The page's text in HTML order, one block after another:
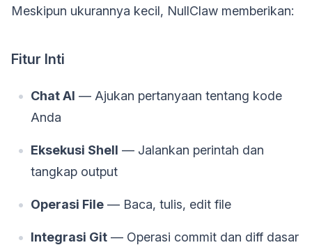
Meskipun ukurannya kecil, NullClaw memberikan:
Fitur Inti
Chat AI — Ajukan pertanyaan tentang kode
Anda
Eksekusi Shell — Jalankan perintah dan
tangkap output
Operasi File — Baca, tulis, edit file
Integrasi Git — Operasi commit dan diff dasar